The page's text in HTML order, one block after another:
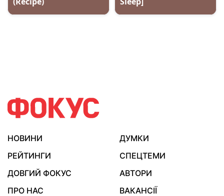
НОВИНИ
ДУМКИ
РЕЙТИНГИ
СПЕЦТЕМИ
ДОВГИЙ ФОКУС
АВТОРИ
ПРО НАС
ВАКАНСІЇ